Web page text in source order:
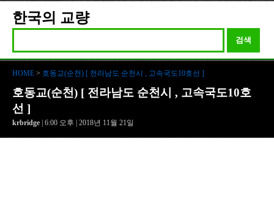
한국의 교량
검색
HOME > 호동교(순천) [ 전라남도 순천시 , 고속국도10호선 ]
호동교(순천) [ 전라남도 순천시 , 고속국도10호
선 ]
krbridge | 6:00 오후 | 2018년 11월 21일